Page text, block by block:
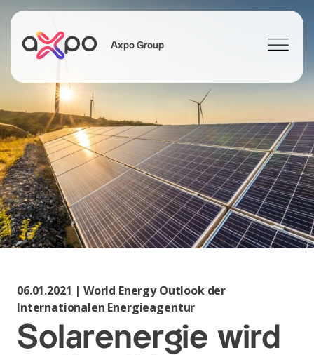
Axpo Group
Suchen
06.01.2021 | World Energy Outlook der
Internationalen Energieagentur
Solarenergie wird